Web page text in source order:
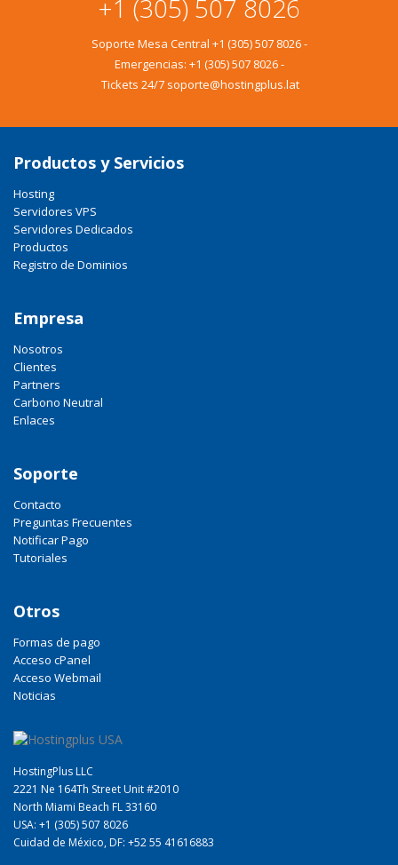
+1 (305) 507 8026
Soporte Mesa Central +1 (305) 507 8026-
Emergencias: +1 (305) 507 8026-
Tickets 24/7 soporte@hostingplus.lat
Productos y Servicios
Hosting
Servidores VPS
Servidores Dedicados
Productos
Registro de Dominios
Empresa
Nosotros
Clientes
Partners
Carbono Neutral
Enlaces
Soporte
Contacto
Preguntas Frecuentes
Notificar Pago
Tutoriales
Otros
Formas de pago
Acceso cPanel
Acceso Webmail
Noticias
HostingPlus LLC
2221 Ne 164Th Street Unit #2010
North Miami Beach FL 33160
USA: +1 (305) 507 8026
Cuidad de México, DF: +52 55 41616883